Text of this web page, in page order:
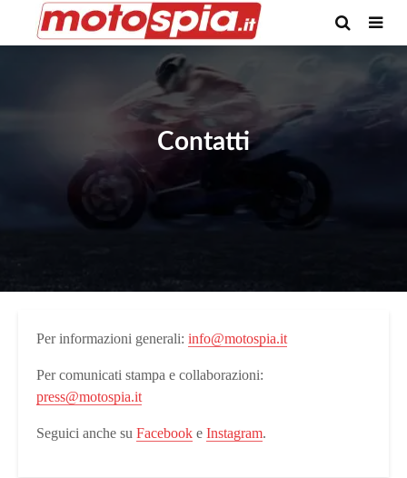
Contatti
Per informazioni generali: info@motospia.it
Per comunicati stampa e collaborazioni:
press@motospia.it
Seguici anche su Facebook e Instagram.